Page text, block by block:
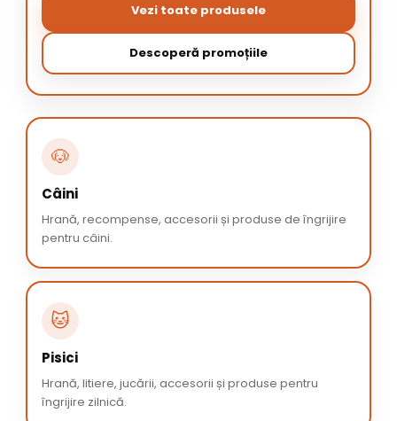
Vezi toate produsele
Descoperă promoțiile
🐶
Câini
Hrană, recompense, accesorii și produse de îngrijire
pentru câini.
🐱
Pisici
Hrană, litiere, jucării, accesorii și produse pentru
îngrijire zilnică.